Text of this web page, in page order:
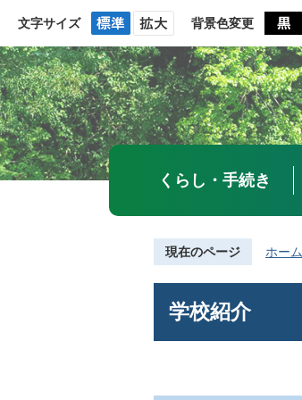
文字サイズ 背景色変更
くらし・手続き
現在のページ ホーム
学校紹介